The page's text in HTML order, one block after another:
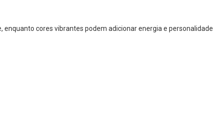
cores vibrantes podem adicionar energia e personalidade